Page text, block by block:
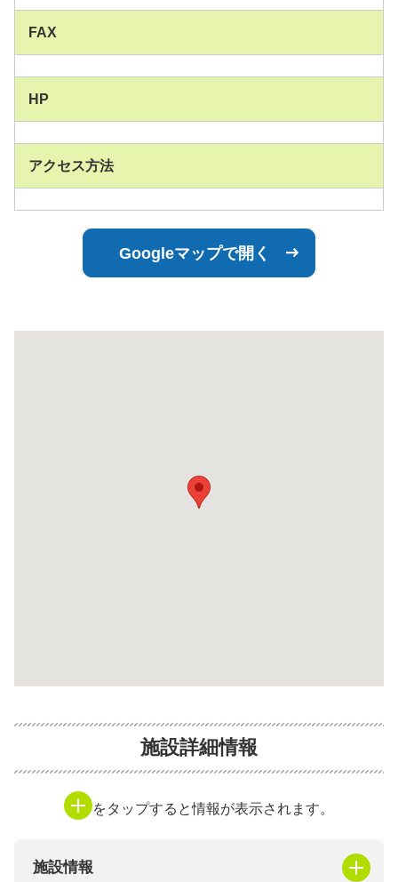
FAX
HP
アクセス方法
Googleマップで開く
施設詳細情報
をタップすると情報が表示されます。
施設情報